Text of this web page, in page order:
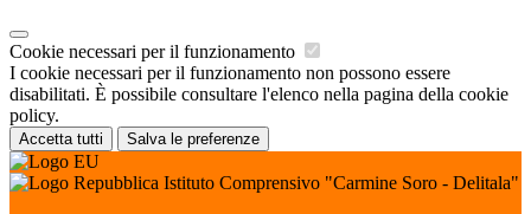
Cookie necessari per il funzionamento
I cookie necessari per il funzionamento non possono essere
disabilitati. È possibile consultare l'elenco nella pagina della cookie
policy.
Accetta tutti Salva le preferenze
Istituto Comprensivo "Carmine Soro - Delitala"